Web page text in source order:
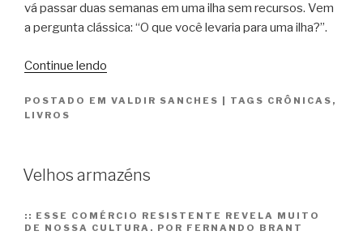
vá passar duas semanas em uma ilha sem recursos. Vem
a pergunta clássica: “O que você levaria para uma ilha?”.
Continue lendo
os
e
Catherine”
POSTADO EM VALDIR SANCHES TAGS CRÔNICAS ,
LIVROS
Velhos armazéns
:: ESSE COMÉRCIO RESISTENTE REVELA MUITO
DE NOSSA CULTURA. POR FERNANDO BRANT